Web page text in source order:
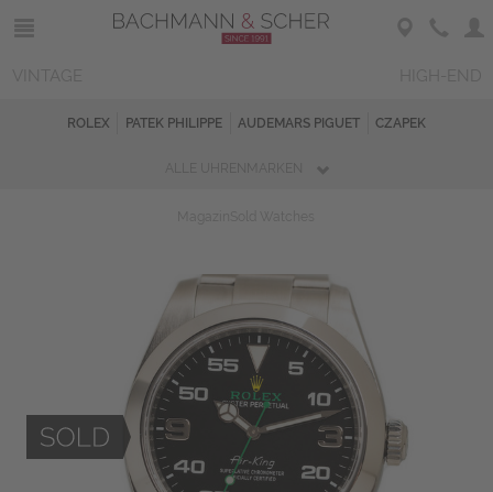
ROLEX PATEK PHILIPPE AUDEMARS PIGUET CZAPEK